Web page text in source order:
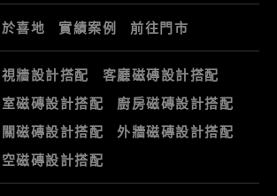
喜地 實績案例 前往門市
牆設計搭配
客廳磁磚設計搭配
磁磚設計搭配
廚房磁磚設計搭配
磁磚設計搭配
外牆磁磚設計搭配
磁磚設計搭配